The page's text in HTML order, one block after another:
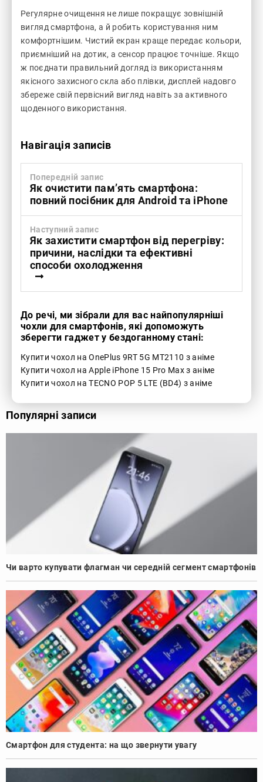
Регулярне очищення не лише покращує зовнішній
вигляд смартфона, а й робить користування ним
комфортнішим. Чистий екран краще передає кольори,
приємніший на дотик, а сенсор працює точніше. Якщо
ж поєднати правильний догляд із використанням
якісного захисного скла або плівки, дисплей надовго
збереже свій первісний вигляд навіть за активного
щоденного використання.
Навігація записів
Попередній запис
Як очистити пам’ять смартфона:
повний посібник для Android та iPhone
Наступний запис
Як захистити смартфон від перегріву:
причини, наслідки та ефективні
способи охолодження
До речі, ми зібрали для вас найпопулярніші
чохли для смартфонів, які допоможуть
зберегти гаджет у бездоганному стані:
Купити чохол на OnePlus 9RT 5G MT2110 з аніме
Купити чохол на Apple iPhone 15 Pro Max з аніме
Купити чохол на TECNO POP 5 LTE (BD4) з аніме
Популярні записи
Чи варто купувати флагман чи середній сегмент смартфонів
Смартфон для студента: на що звернути увагу